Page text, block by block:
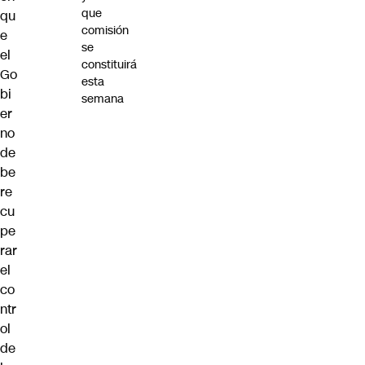
qu
e
el
Go
bi
er
no
de
be
re
cu
pe
rar
el
co
ntr
ol
de
que
comisión
se
constituirá
esta
semana